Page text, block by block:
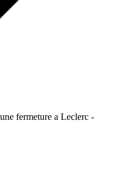
fermeture a Leclerc -